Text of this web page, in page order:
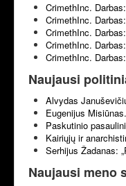
CrimethInc.
CrimethInc.
CrimethInc.
CrimethInc.
CrimethInc.
Naujausi
Alvydas
Eugenijus
Paskutinio
Kairiųjų ir
Serhijus Žadanas:
Naujausi meno